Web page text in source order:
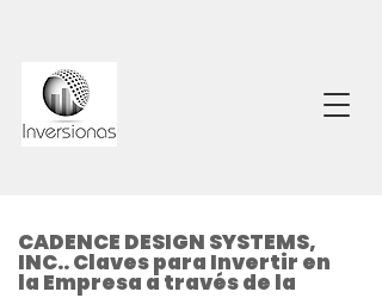
CADENCE DESIGN SYSTEMS,
INC.. Claves para Invertir en
la Empresa a través de la